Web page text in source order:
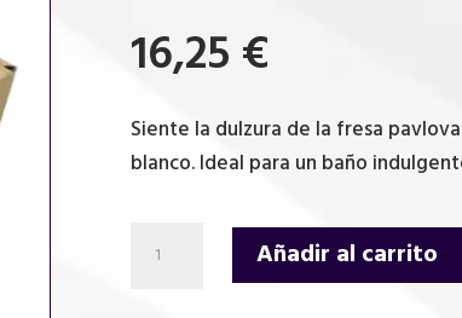
16,25€
Siente la dulzura de la fresa
blanco. Ideal para un baño
Añadir al carrito